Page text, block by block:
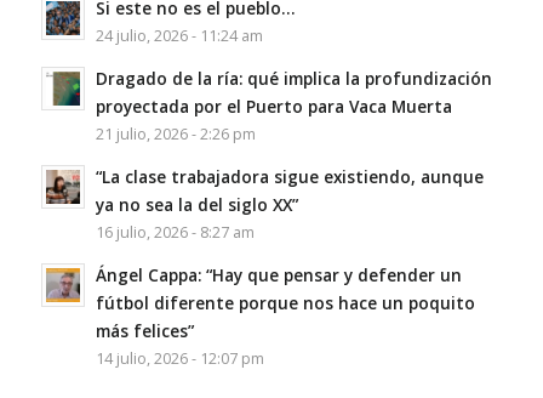
Si este no es el pueblo…
24 julio, 2026 - 11:24 am
Dragado de la ría: qué implica la profundización
proyectada por el Puerto para Vaca Muerta
21 julio, 2026 - 2:26 pm
“La clase trabajadora sigue existiendo, aunque
ya no sea la del siglo XX”
16 julio, 2026 - 8:27 am
Ángel Cappa: “Hay que pensar y defender un
fútbol diferente porque nos hace un poquito
más felices”
14 julio, 2026 - 12:07 pm